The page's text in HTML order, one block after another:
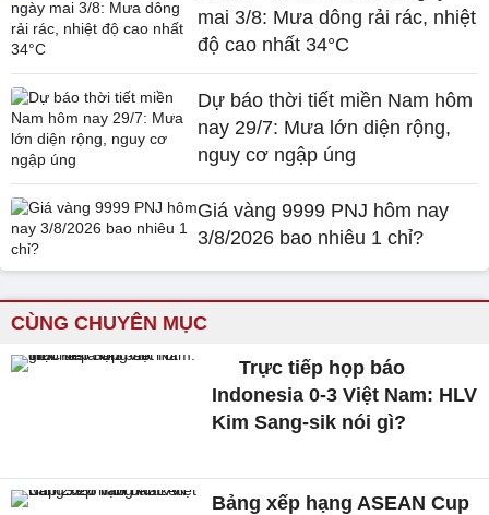
mai 3/8: Mưa dông rải rác, nhiệt
độ cao nhất 34°C
Dự báo thời tiết miền Nam hôm
nay 29/7: Mưa lớn diện rộng,
nguy cơ ngập úng
Giá vàng 9999 PNJ hôm nay
3/8/2026 bao nhiêu 1 chỉ?
CÙNG CHUYÊN MỤC
Trực tiếp họp báo
Indonesia 0-3 Việt Nam: HLV
Kim Sang-sik nói gì?
Bảng xếp hạng ASEAN Cup